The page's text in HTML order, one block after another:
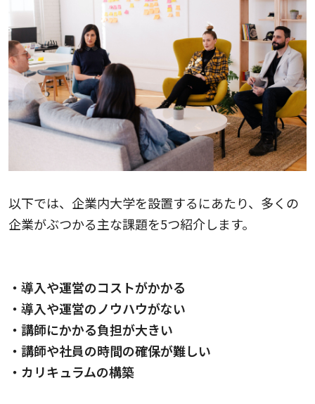
以下では、企業内大学を設置するにあたり、多くの
企業がぶつかる主な課題を5つ紹介します。
・導入や運営のコストがかかる
・導入や運営のノウハウがない
・講師にかかる負担が大きい
・講師や社員の時間の確保が難しい
・カリキュラムの構築